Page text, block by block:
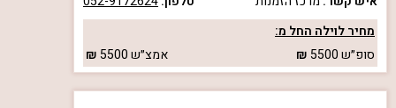
מחיר לוילה החל מ:
סופ״ש5500 אמצ״ש5500